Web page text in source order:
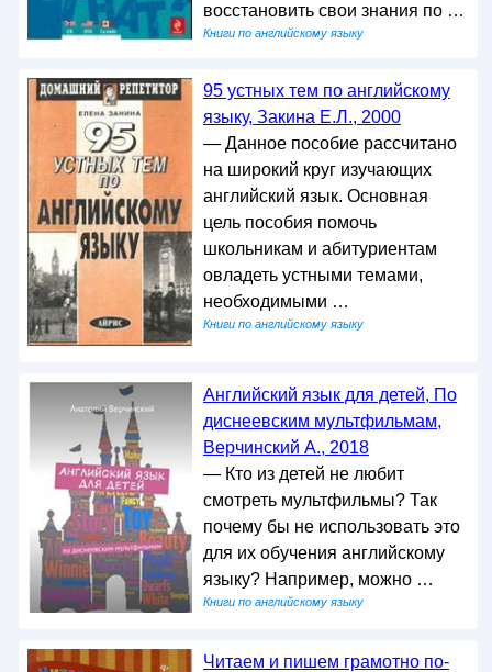
восстановить свои знания по …
Книги по английскому языку
95 устных тем по английскому
языку, Закина Е.Л., 2000
— Данное пособие рассчитано
на широкий круг изучающих
английский язык. Основная
цель пособия помочь
школьникам и абитуриентам
овладеть устными темами,
необходимыми …
Книги по английскому языку
Английский язык для детей, По
диснеевским мультфильмам,
Верчинский А., 2018
— Кто из детей не любит
смотреть мультфильмы? Так
почему бы не использовать это
для их обучения английскому
языку? Например, можно …
Книги по английскому языку
Читаем и пишем грамотно по-